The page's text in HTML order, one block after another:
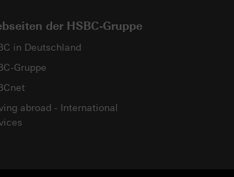
der HSBC-Gruppe
in Deutschland
Gruppe
abroad - International